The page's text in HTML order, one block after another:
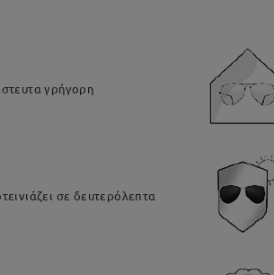
γρήγορη​
σε δευτερόλεπτα​